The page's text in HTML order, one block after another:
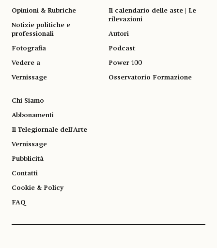
Opinioni & Rubriche
Notizie politiche e
professionali
Fotografia
Vedere a
Vernissage
Il calendario delle aste | Le
rilevazioni
Autori
Podcast
Power 100
Osservatorio Formazione
Chi Siamo
Abbonamenti
Il Telegiornale dell'Arte
Vernissage
Pubblicità
Contatti
Cookie & Policy
FAQ